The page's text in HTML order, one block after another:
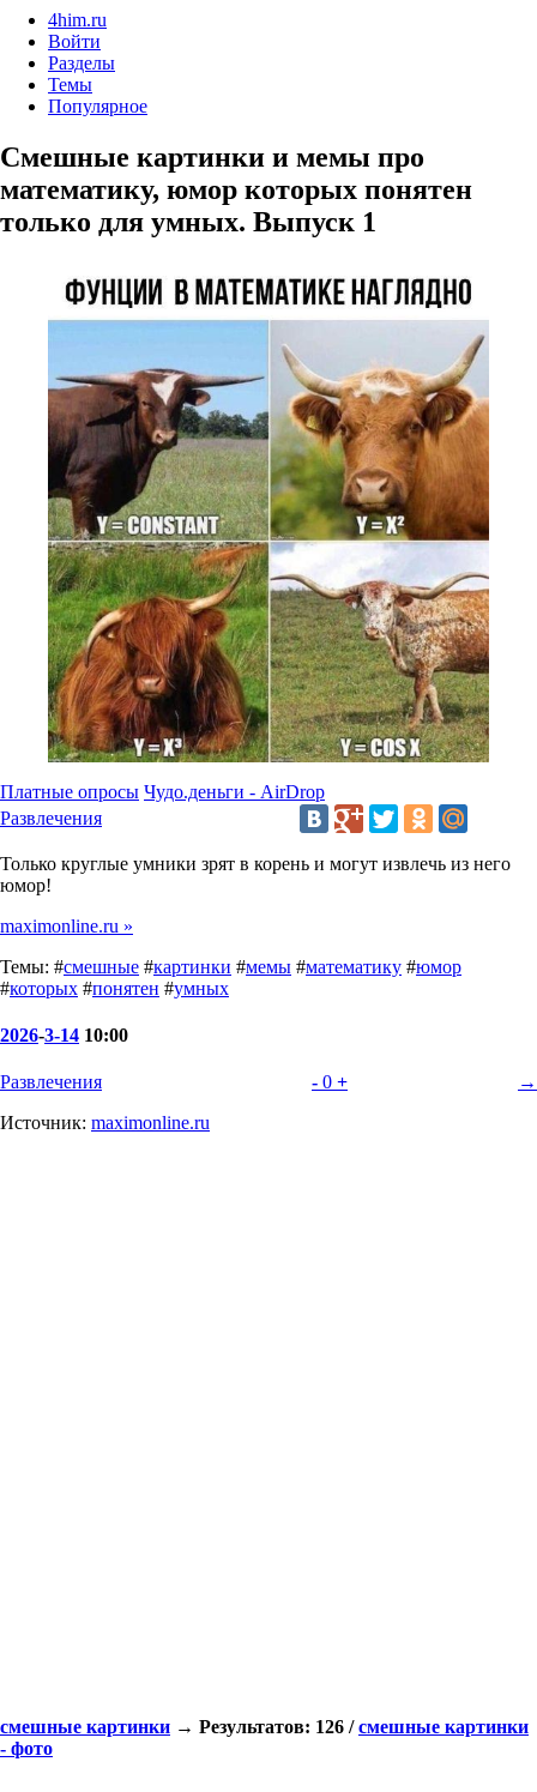
4him.ru
Войти
Разделы
Темы
Популярное
Смешные картинки и мемы про
математику, юмор которых понятен
только для умных. Выпуск 1
Платные опросы Чудо.деньги - AirDrop
Развлечения
Только круглые умники зрят в корень и могут извлечь из него
юмор!
maximonline.ru »
Темы: #смешные #картинки #мемы #математику #юмор
#которых #понятен #умных
2026-3-14 10:00
Развлечения - 0 +
→
Источник: maximonline.ru
смешные картинки → Результатов: 126 /смешные картинки
- фото